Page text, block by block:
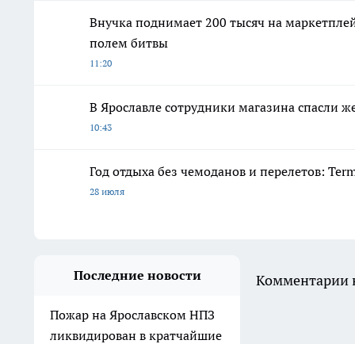
Внучка поднимает 200 тысяч на
полем битвы
11:20
В Ярославле сотрудники магазина спасли
10:43
Год отдыха без чемоданов и перелетов:
28 июля
Последние новости
Пожар на Ярославском НПЗ
ликвидирован в кратчайшие
Комментарии